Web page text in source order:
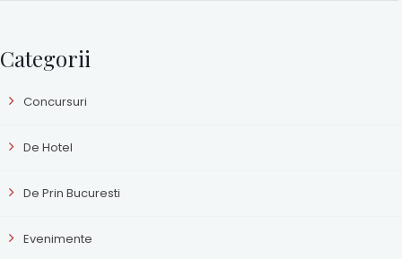
Categorii
Concursuri
De Hotel
De Prin Bucuresti
Evenimente